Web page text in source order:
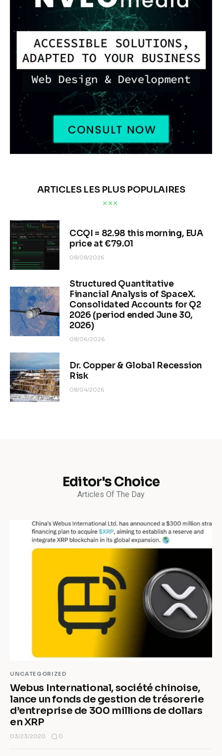
ARTICLES LES PLUS POPULAIRES
CCQI = 82.98 this morning, EUA
price at €79.01
08/08/2026
Structured Quantitative
Financial Analysis of SpaceX.
Consolidated Accounts for Q2
2026 (period ended June 30,
2026)
08/06/2026
Dr. Copper & Global Recession
Risk
08/04/2026
Editor's Choice
Articles Of The Day
UNCATEGORIZED
Webus International, société chinoise,
lance un fonds de gestion de trésorerie
d’entreprise de 300 millions de dollars
en XRP
03/23/2020 0